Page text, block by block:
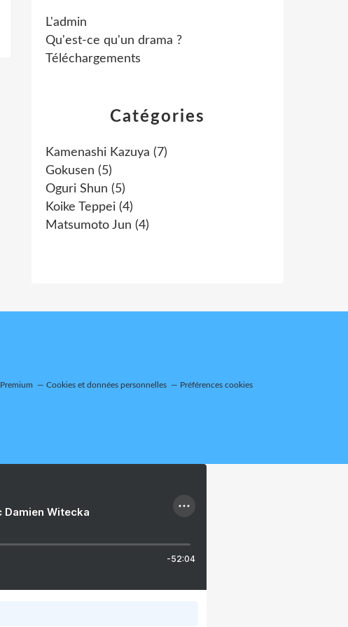
Catégories
Kamenashi Kazuya (7)
Gokusen (5)
Oguri Shun (5)
Koike Teppei (4)
Matsumoto Jun (4)
L'admin
Qu'est-ce qu'un drama ?
Téléchargements
Cookies et données personnelles Préférences cookies
Damien Witecka
-52:04